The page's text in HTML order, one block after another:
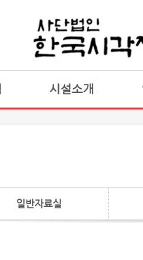
시설소개
일반자료실